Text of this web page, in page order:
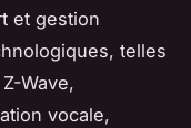
et gestion
telles
Wave,
vocale,